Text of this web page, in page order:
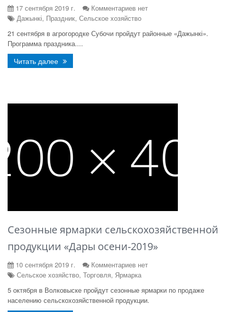
17 сентября 2019 г.
Комментариев нет
Дажынкі, Праздник, Сельское хозяйство
21 сентября в агрогородке Субочи пройдут районные «Дажынкі».
Программа праздника....
Читать далее
Сезонные ярмарки сельскохозяйственной
продукции «Дары осени-2019»
10 сентября 2019 г.
Комментариев нет
Сельское хозяйство, Торговля, Ярмарка
5 октября в Волковыске пройдут сезонные ярмарки по продаже
населению сельскохозяйственной продукции.